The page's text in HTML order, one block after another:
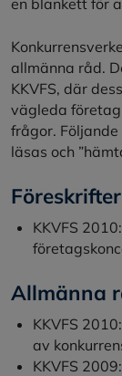
allmänna råd.
KKVFS, där
vägleda företag
frågor.
läsas och
Föreskrifter
KKVFS
Allmänna
KKVFS
av
KKVFS